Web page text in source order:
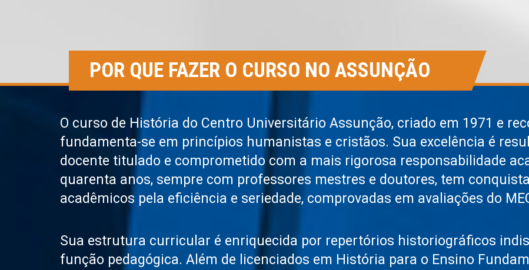
POR QUE FAZER O CURSO NO ASSUNÇÃO
O curso de História do Centro Universitário Assunção, criado em 1971 e
fundamenta-se em princípios humanistas e cristãos. Sua excelência é
docente titulado e comprometido com a mais rigorosa responsabilidade
quarenta anos, sempre com professores mestres e doutores, tem
acadêmicos pela eficiência e seriedade, comprovadas em avaliações do
Sua estrutura curricular é enriquecida por repertórios historiográficos
função pedagógica. Além de licenciados em História para o Ensino